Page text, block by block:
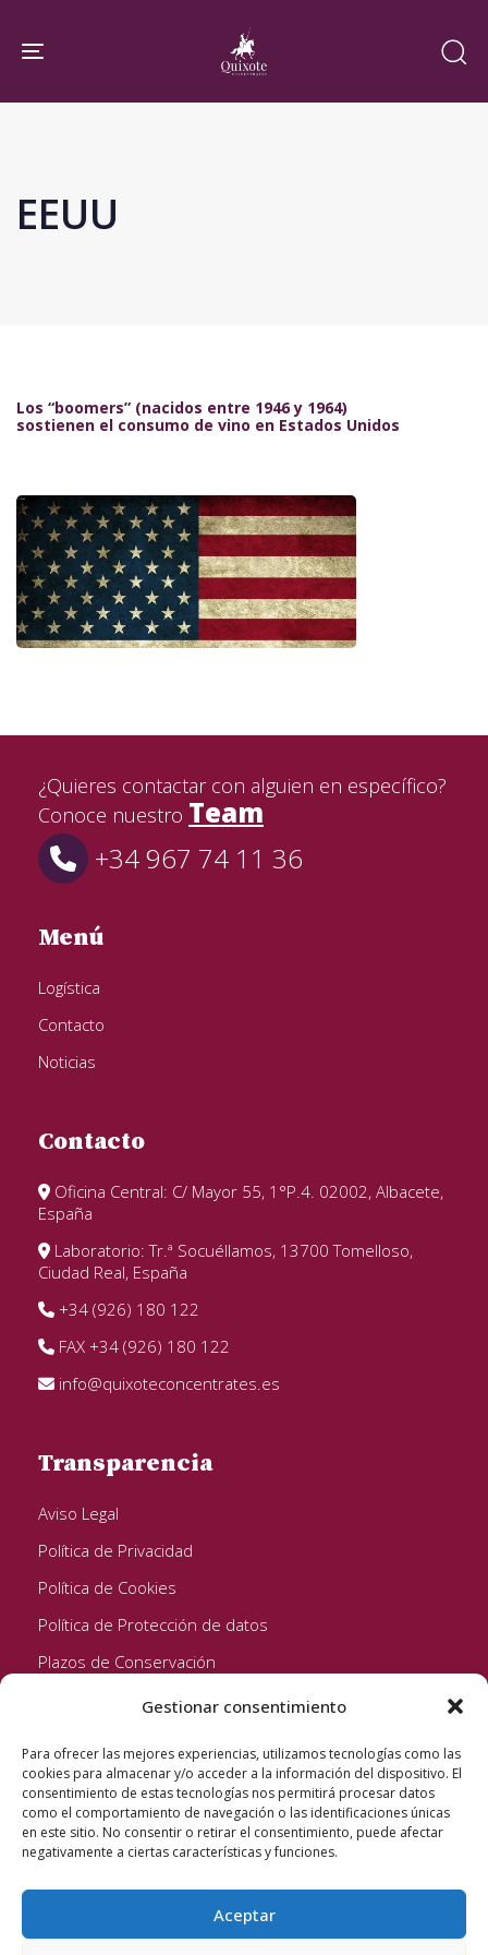
Gestionar consentimiento
Para ofrecer las mejores experiencias, utilizamos tecnologías como las
cookies para almacenar y/o acceder a la información del dispositivo. El
consentimiento de estas tecnologías nos permitirá procesar datos
como el comportamiento de navegación o las identificaciones únicas
en este sitio. No consentir o retirar el consentimiento, puede afectar
negativamente a ciertas características y funciones.
Aceptar
links
content
Toggle navigation
EEUU
Los “boomers” (nacidos entre 1946 y 1964)
sostienen el consumo de vino en Estados Unidos
¿Quieres contactar con alguien en específico?
Conoce nuestro Team
+34 967 74 11 36
Menú
Logística
Contacto
Noticias
Contacto
Oficina Central: C/ Mayor 55, 1°P.4. 02002, Albacete,
España
Laboratorio: Tr.ª Socuéllamos, 13700 Tomelloso,
Ciudad Real, España
+34 (926) 180 122
FAX +34 (926) 180 122
info@quixoteconcentrates.es
Transparencia
Aviso Legal
Política de Privacidad
Política de Cookies
Política de Protección de datos
Plazos de Conservación
Seguinos!
Quixote Concentrates S.L. 2022 © Reservados todos los
derechos